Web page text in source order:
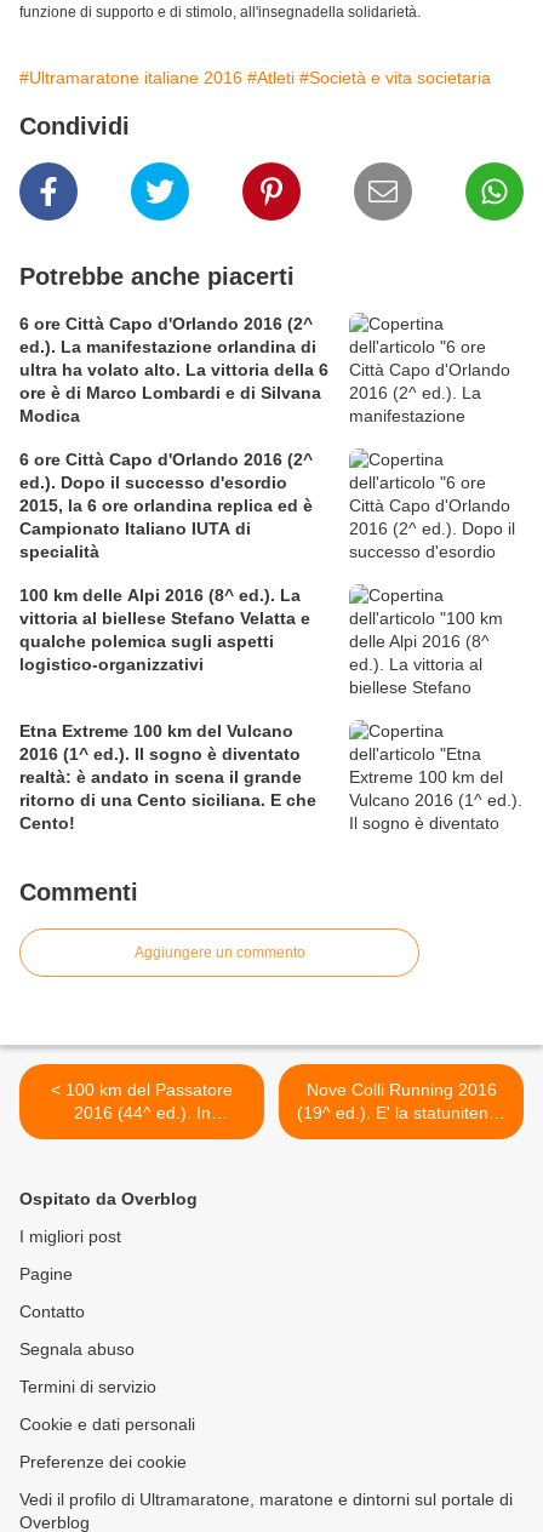
funzione di supporto e di stimolo, all'insegnadella solidarietà.
#Ultramaratone italiane 2016 #Atleti #Società e vita societaria
Condividi
Potrebbe anche piacerti
6 ore Città Capo d'Orlando 2016 (2^
ed.). La manifestazione orlandina di
ultra ha volato alto. La vittoria della 6
ore è di Marco Lombardi e di Silvana
Modica
6 ore Città Capo d'Orlando 2016 (2^
ed.). Dopo il successo d'esordio
2015, la 6 ore orlandina replica ed è
Campionato Italiano IUTA di
specialità
100 km delle Alpi 2016 (8^ ed.). La
vittoria al biellese Stefano Velatta e
qualche polemica sugli aspetti
logistico-organizzativi
Etna Extreme 100 km del Vulcano
2016 (1^ ed.). Il sogno è diventato
realtà: è andato in scena il grande
ritorno di una Cento siciliana. E che
Cento!
Commenti
Aggiungere un commento
< 100 km del Passatore
2016 (44^ ed.). In
concomitanza, dal 27
Nove Colli Running 2016
(19^ ed.). E' la statunitense
Brenda Guajardo la prima
Ospitato da Overblog
I migliori post
Pagine
Contatto
Segnala abuso
Termini di servizio
Cookie e dati personali
Preferenze dei cookie
Vedi il profilo di Ultramaratone, maratone e dintorni sul portale di
Overblog